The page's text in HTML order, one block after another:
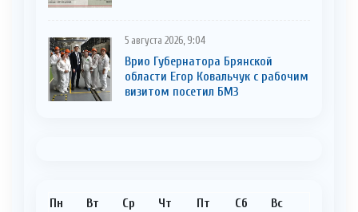
5 августа 2026, 9:04
Врио Губернатора Брянской
области Егор Ковальчук с рабочим
визитом посетил БМЗ
Пн Вт Ср Чт Пт Сб Вс